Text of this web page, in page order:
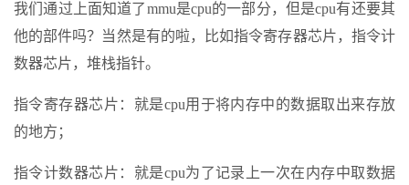
我们通过上面知道了mmu是cpu的一部分，但是cpu有还要其
他的部件吗？当然是有的啦，比如指令寄存器芯片，指令计
数器芯片，堆栈指针。
指令寄存器芯片：就是cpu用于将内存中的数据取出来存放
的地方；
指令计数器芯片：就是cpu为了记录上一次在内存中取数据